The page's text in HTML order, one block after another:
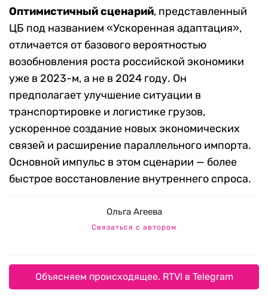
Оптимистичный сценарий, представленный
ЦБ под названием «Ускоренная адаптация»,
отличается от базового вероятностью
возобновления роста российской экономики
уже в 2023-м, а не в 2024 году. Он
предполагает улучшение ситуации в
транспортировке и логистике грузов,
ускоренное создание новых экономических
связей и расширение параллельного импорта.
Основной импульс в этом сценарии — более
быстрое восстановление внутреннего спроса.
Ольга Агеева
Связаться с автором
Объясняем происходящее. RTVI в Telegram